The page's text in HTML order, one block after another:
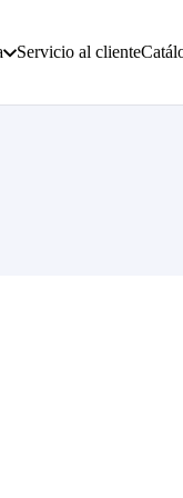
Servicio al cliente